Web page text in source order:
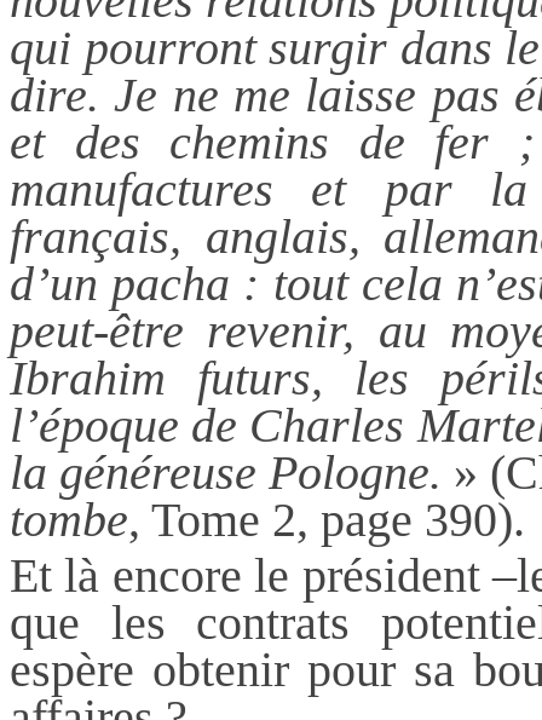
qui pourront surgir dans
dire. Je ne me laisse pas
et des chemins de fer
manufactures et par
français, anglais,
d’un pacha : tout cela
peut-être revenir, au
Ibrahim futurs, les
l’époque de Charles
la généreuse Pologne. »
tombe, Tome 2, page 390).
Et là encore le président
que les contrats
espère obtenir pour sa